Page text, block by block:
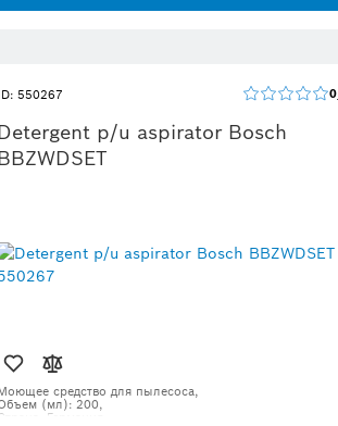
ID: 550267 0
p/u aspirator Bosch
средство для пылесоса,
(мл): 200,
Страна: Германия